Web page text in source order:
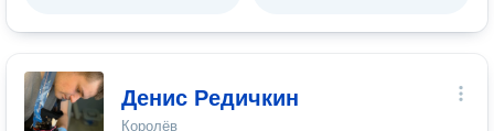
Денис Редичкин
Королёв